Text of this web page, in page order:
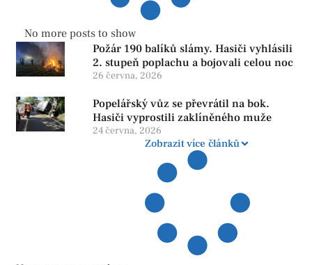
No more posts to show
Požár 190 balíků slámy. Hasiči vyhlásili
2. stupeň poplachu a bojovali celou noc
26 června, 2026
Popelářský vůz se převrátil na bok.
Hasiči vyprostili zaklíněného muže
24 června, 2026
Zobrazit více článků